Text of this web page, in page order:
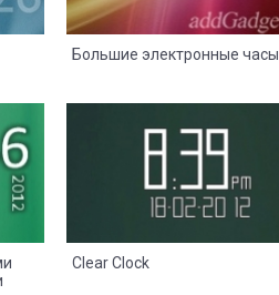
Большие электронные часы
2
Clear Clock